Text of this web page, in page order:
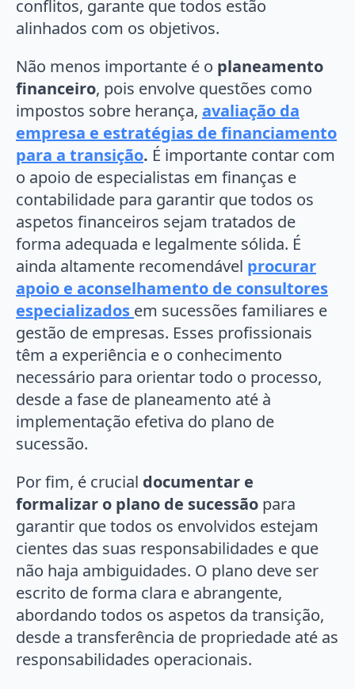
conflitos, garante que todos estão
alinhados com os objetivos.
Não menos importante é o planeamento
financeiro, pois envolve questões como
impostos sobre herança, avaliação da
empresa e estratégias de financiamento
para a transição. É importante contar com
o apoio de especialistas em finanças e
contabilidade para garantir que todos os
aspetos financeiros sejam tratados de
forma adequada e legalmente sólida. É
ainda altamente recomendável procurar
apoio e aconselhamento de consultores
especializados em sucessões familiares e
gestão de empresas. Esses profissionais
têm a experiência e o conhecimento
necessário para orientar todo o processo,
desde a fase de planeamento até à
implementação efetiva do plano de
sucessão.
Por fim, é crucial documentar e
formalizar o plano de sucessão para
garantir que todos os envolvidos estejam
cientes das suas responsabilidades e que
não haja ambiguidades. O plano deve ser
escrito de forma clara e abrangente,
abordando todos os aspetos da transição,
desde a transferência de propriedade até as
responsabilidades operacionais.